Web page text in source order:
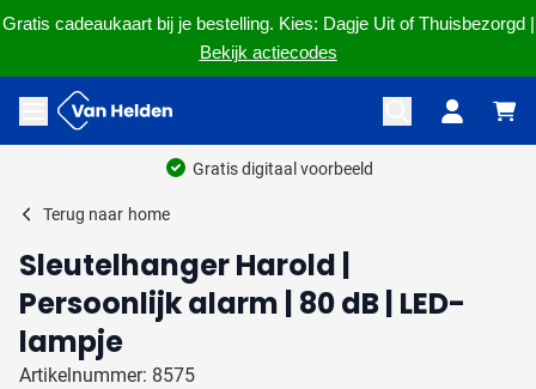
Gratis cadeaukaart bij je bestelling. Kies: Dagje Uit of Thuisbezorgd |
Bekijk actiecodes
Ga naar de inhoud
Menu openen
Gratis digitaal voorbeeld
Terug naar home
Sleutelhanger Harold |
Persoonlijk alarm | 80 dB | LED-
lampje
Artikelnummer: 8575